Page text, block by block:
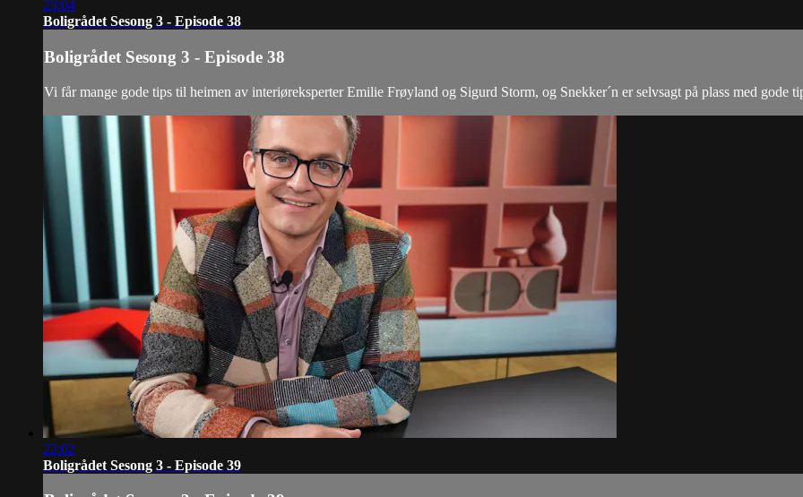
23:04
Boligrådet Sesong 3 - Episode 38
Boligrådet Sesong 3 - Episode 38
Vi får mange gode tips til heimen av interiøreksperter Emilie Frøyland og Sigurd Storm, og Snekker´n er selvsagt på plass med gode
22:02
Boligrådet Sesong 3 - Episode 39